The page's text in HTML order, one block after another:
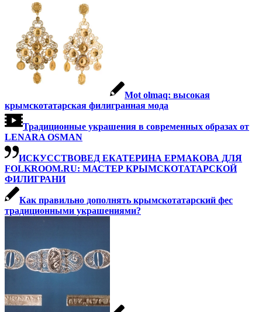
Mot olmaq: высокая
крымскотатарская филигранная мода
Традиционные украшения в современных образах от
LENARA OSMAN
ИСКУССТВОВЕД ЕКАТЕРИНА ЕРМАКОВА ДЛЯ
FOLKROOM.RU: МАСТЕР КРЫМСКОТАТАРСКОЙ
ФИЛИГРАНИ
Как правильно дополнять крымскотатарский фес
традиционными украшениями?